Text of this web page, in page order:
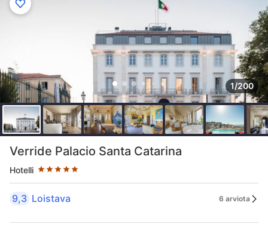
1/200
Verride Palacio Santa Catarina
Hotelli
Tähtiluokitus 5 tähteä
9,3 Loistava 6 arviota